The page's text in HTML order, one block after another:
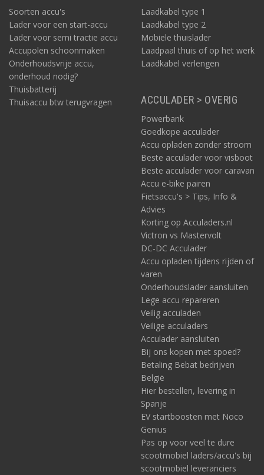
Soorten accu's
Lader voor een start-accu
Lader voor semi tractie accu
Accupolen schoonmaken
Onderhoudsvrije accu,
onderhoud nodig?
Thuisbatterij
Thuisaccu btw terugvragen
Laadkabel type 1
Laadkabel type 2
Mobiele thuislader
Laadpaal thuis of op het werk
Laadkabel verlengen
ACCULADER > OVERIG
Powerbank
Goedkope acculader
Accu opladen zonder stroom
Beste acculader voor visboot
Beste acculader voor caravan
Accu e-bike pairen
Fietsaccu's > Tips, Info &
Advies
Korting op Acculaders.nl
Victron vs Mastervolt
DC-DC Acculader
Accu opladen tijdens rijden of
varen
Onderhoudslader aansluiten
Lege accu repareren
Veilig acculaden
Veilige acculaders
Acculader aansluiten
Bij ons kopen met spoed?
Betaling Bebat bedrijven
België
Hier bestellen, levering in
Spanje
EV startboosten met Noco
Genius
Pas op voor veel te dure
scootmobiel laders/accu's bij
scootmobiel leveranciers